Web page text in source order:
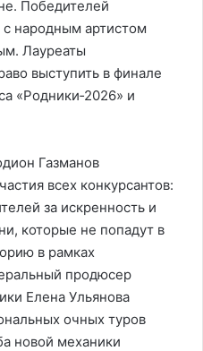
Победителей
народным артистом
Лауреаты
выступить в финале
«Родники‑2026» и
Газманов
всех конкурсантов:
за искренность и
которые не попадут в
в рамках
продюсер
Елена Ульянова
очных туров
новой механики